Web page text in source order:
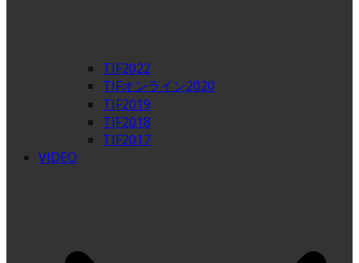
TIF2022
TIFオンライン2020
TIF2019
TIF2018
TIF2017
VIDEO